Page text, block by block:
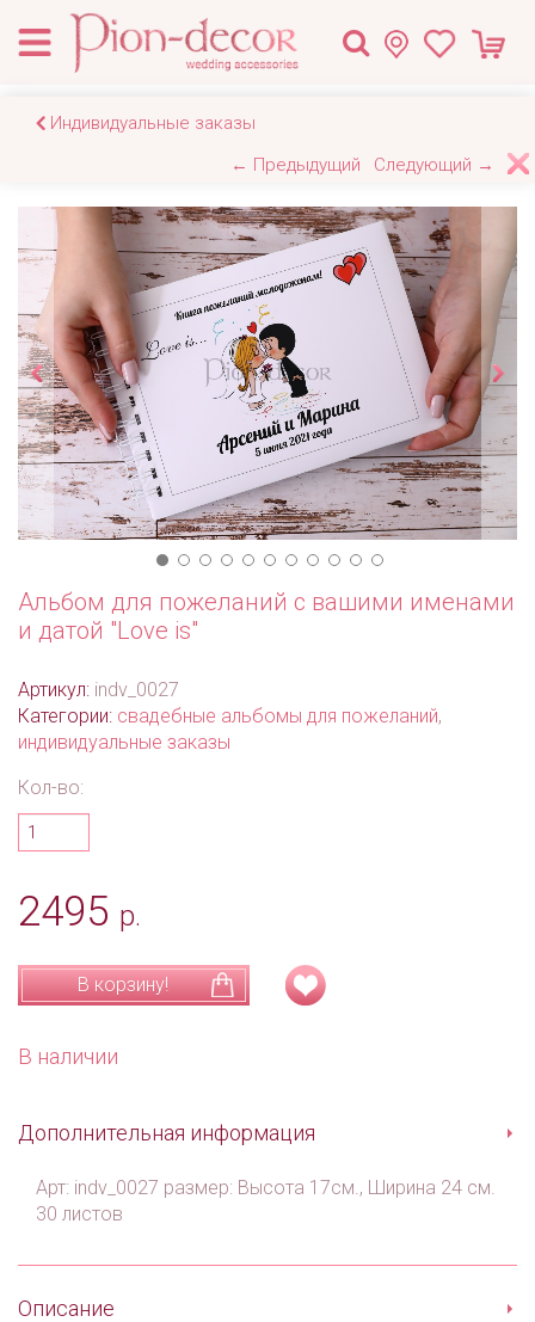
Индивидуальные заказы
← Предыдущий
Следующий →
Альбом для пожеланий с вашими именами
и датой "Love is"
Артикул: indv_0027
Категории: свадебные альбомы для пожеланий,
индивидуальные заказы
Кол-во:
2495 р.
В корзину!
В наличии
Дополнительная информация
Арт: indv_0027 размер: Высота 17см., Ширина 24 см.
30 листов
Описание